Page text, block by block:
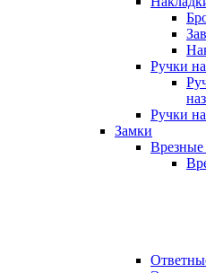
Ручки
Ручки
Замки
Врезные